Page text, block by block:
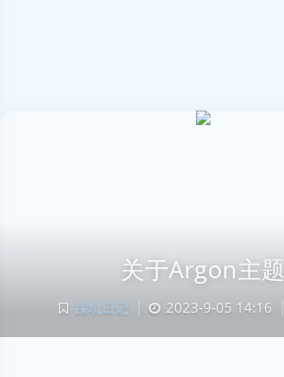
关于Argon主题
踩坑日记 2023-9-05 14:16